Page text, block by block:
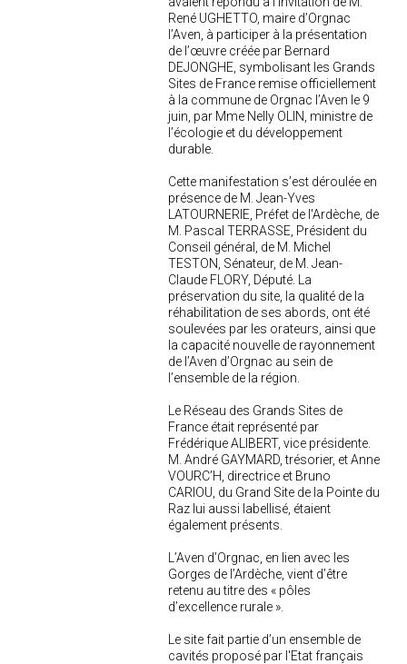
René UGHETTO, maire d’Orgnac
l’Aven, à participer à la présentation
de l’œuvre créée par Bernard
DEJONGHE, symbolisant les Grands
Sites de France remise officiellement
à la commune de Orgnac l’Aven le 9
juin, par Mme Nelly OLIN, ministre de
l’écologie et du développement
durable.
Cette manifestation s’est déroulée en
présence de M. Jean-Yves
LATOURNERIE, Préfet de l'Ardèche, de
M. Pascal TERRASSE, Président du
Conseil général, de M. Michel
TESTON, Sénateur, de M. Jean-
Claude FLORY, Député. La
préservation du site, la qualité de la
réhabilitation de ses abords, ont été
soulevées par les orateurs, ainsi que
la capacité nouvelle de rayonnement
de l’Aven d’Orgnac au sein de
l’ensemble de la région.
Le Réseau des Grands Sites de
France était représenté par
Frédérique ALIBERT, vice présidente.
M. André GAYMARD, trésorier, et Anne
VOURC’H, directrice et Bruno
CARIOU, du Grand Site de la Pointe du
Raz lui aussi labellisé, étaient
également présents.
L’Aven d’Orgnac, en lien avec les
Gorges de l’Ardèche, vient d’être
retenu au titre des « pôles
d’excellence rurale ».
Le site fait partie d’un ensemble de
cavités proposé par l'Etat français